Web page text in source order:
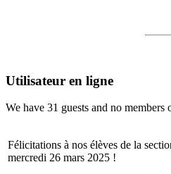
Utilisateur en ligne
We have 31 guests and no members
Félicitations à nos élèves de la
mercredi 26 mars 2025 !